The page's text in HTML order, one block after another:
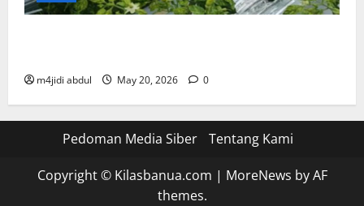
m4jidi abdul May 20, 2026 0
Pedoman Media Siber Tentang Kami
Copyright © Kilasbanua.com | MoreNews by AF
themes.